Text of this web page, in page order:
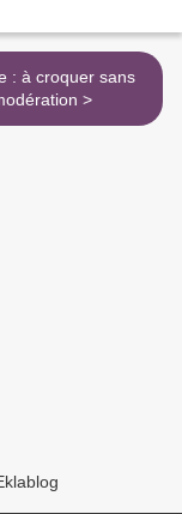
: à croquer sans
modération >